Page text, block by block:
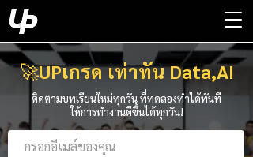
🚀UPเกรด เท่าทัน Data,AI
ติดตามบทเรียนใหม่ทุกวัน ที่ทดลองทำได้ทันที
ให้การทำงานดีขึ้นได้ทุกวัน!